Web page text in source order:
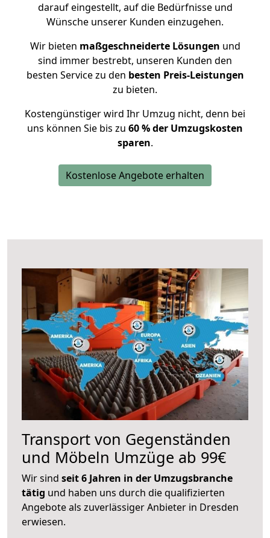
darauf eingestellt, auf die Bedürfnisse und
Wünsche unserer Kunden einzugehen.
Wir bieten maßgeschneiderte Lösungen und
sind immer bestrebt, unseren Kunden den
besten Service zu den besten Preis-Leistungen
zu bieten.
Kostengünstiger wird Ihr Umzug nicht, denn bei
uns können Sie bis zu 60 % der Umzugskosten
sparen.
Kostenlose Angebote erhalten
Transport von Gegenständen
und Möbeln Umzüge ab 99€
Wir sind seit 6 Jahren in der Umzugsbranche
tätig und haben uns durch die qualifizierten
Angebote als zuverlässiger Anbieter in Dresden
erwiesen.